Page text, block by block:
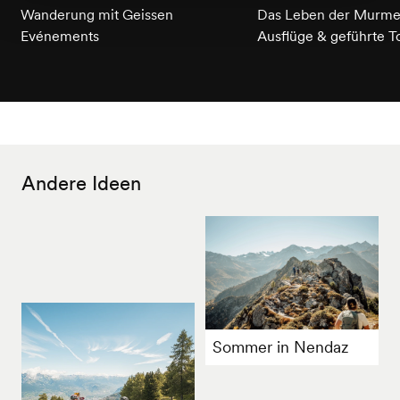
Wanderung mit Geissen
Evénements
Das Leben der
Ausflüge & geführte
Andere Ideen
Sommer in Nendaz